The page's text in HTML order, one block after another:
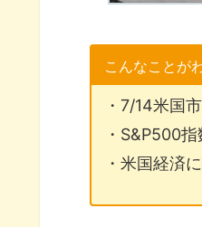
こんなことが
・7/14米国
・S&P500
・米国経済